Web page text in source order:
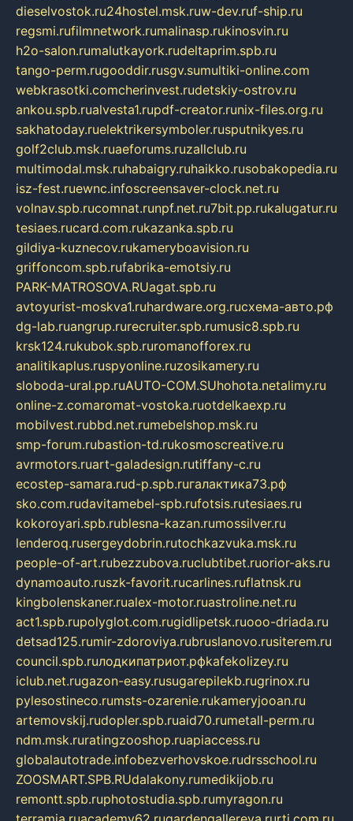
dieselvostok.ru24hostel.msk.ruw-dev.ruf-ship.ru
regsmi.rufilmnetwork.rumalinasp.rukinosvin.ru
h2o-salon.rumalutkayork.rudeltaprim.spb.ru
tango-perm.rugooddir.rusgv.sumultiki-online.com
webkrasotki.comcherinvest.rudetskiy-ostrov.ru
ankou.spb.rualvesta1.rupdf-creator.runix-files.org.ru
sakhatoday.ruelektrikersymboler.rusputnikyes.ru
golf2club.msk.ruaeforums.ruzallclub.ru
multimodal.msk.ruhabaigry.ruhaikko.rusobakopedia.ru
isz-fest.ruewnc.infoscreensaver-clock.net.ru
volnav.spb.rucomnat.runpf.net.ru7bit.pp.rukalugatur.ru
tesiaes.rucard.com.rukazanka.spb.ru
gildiya-kuznecov.rukameryboavision.ru
griffoncom.spb.rufabrika-emotsiy.ru
PARK-MATROSOVA.RUagat.spb.ru
avtoyurist-moskva1.ruhardware.org.ruсхема-авто.рф
dg-lab.ruangrup.rurecruiter.spb.rumusic8.spb.ru
krsk124.rukubok.spb.ruromanofforex.ru
analitikaplus.ruspyonline.ruzosikamery.ru
sloboda-ural.pp.ruAUTO-COM.SUhohota.netalimy.ru
online-z.comaromat-vostoka.ruotdelkaexp.ru
mobilvest.rubbd.net.rumebelshop.msk.ru
smp-forum.rubastion-td.rukosmoscreative.ru
avrmotors.ruart-galadesign.rutiffany-c.ru
ecostep-samara.rud-p.spb.ruгалактика73.рф
sko.com.rudavitamebel-spb.rufotsis.rutesiaes.ru
kokoroyari.spb.rublesna-kazan.rumossilver.ru
lenderoq.rusergeydobrin.rutochkazvuka.msk.ru
people-of-art.rubezzubova.ruclubtibet.ruorior-aks.ru
dynamoauto.ruszk-favorit.rucarlines.ruflatnsk.ru
kingbolenskaner.rualex-motor.ruastroline.net.ru
act1.spb.rupolyglot.com.rugidlipetsk.ruooo-driada.ru
detsad125.rumir-zdoroviya.rubruslanovo.rusiterem.ru
council.spb.ruлодкипатриот.рфkafekolizey.ru
iclub.net.rugazon-easy.rusugarepilekb.rugrinox.ru
pylesostineco.rumsts-ozarenie.rukameryjooan.ru
artemovskij.rudopler.spb.ruaid70.rumetall-perm.ru
ndm.msk.ruratingzooshop.ruapiaccess.ru
globalautotrade.infobezverhovskoe.rudrsschool.ru
ZOOSMART.SPB.RUdalakony.rumedikijob.ru
remontt.spb.ruphotostudia.spb.rumyragon.ru